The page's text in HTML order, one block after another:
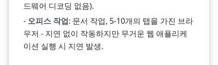
드웨어 디코딩 없음).
- 오피스 작업: 문서 작업, 5-10개의 탭을 가진 브라
우저 - 지연 없이 작동하지만 무거운 웹 애플리케
이션 실행 시 지연 발생.